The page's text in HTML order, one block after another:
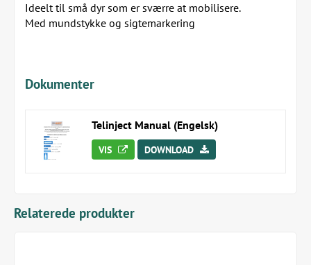
Ideelt til små dyr som er sværre at mobilisere.
Med mundstykke og sigtemarkering
Dokumenter
Telinject Manual (Engelsk)
VIS DOWNLOAD
Relaterede produkter